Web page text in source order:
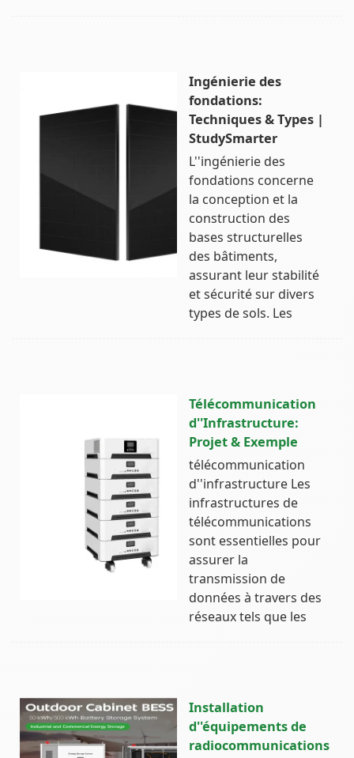
Ingénierie des
fondations:
Techniques & Types |
StudySmarter
L''ingénierie des
fondations concerne
la conception et la
construction des
bases structurelles
des bâtiments,
assurant leur stabilité
et sécurité sur divers
types de sols. Les
Télécommunication
d''Infrastructure:
Projet & Exemple
télécommunication
d''infrastructure Les
infrastructures de
télécommunications
sont essentielles pour
assurer la
transmission de
données à travers des
réseaux tels que les
Installation
d''équipements de
radiocommunications